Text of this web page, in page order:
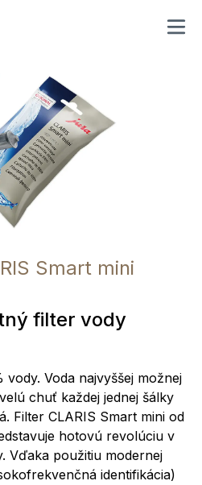
MENU
Smart mini
filter vody
vody. Voda najvyššej možnej
chuť každej jednej šálky
Filter CLARIS Smart mini od
hotovú revolúciu v
Vďaka použitiu modernej
identifikácia)